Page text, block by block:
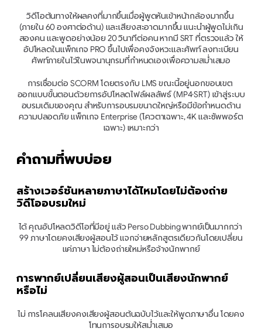
วิดีโอต้นทางให้ผลคงที่มากขึ้นเมื่อผู้พูดหันเข้าหน้ากล้องมากขึ้น
(ภายใน 60 องศาต่อด้าน) และเสียงสะอาดมากขึ้น แนะนำผู้พูดไม่เกิน
สองคน และพูดอย่างน้อย 20 วินาทีต่อคน หากมี SRT ที่ตรวจแล้ว ให้
อัปโหลดในแพ็กเกจ PRO ขึ้นไปเพื่อคงจังหวะและศัพท์ ลงทะเบียน
ศัพท์ภายในไว้ในพจนานุกรมที่กำหนดเองเพื่อความสม่ำเสมอ
การเชื่อมต่อ SCORM โดยตรงกับ LMS ขณะนี้อยู่นอกขอบเขต
ออกแบบขั้นตอนด้วยการอัปโหลดไฟล์ผลลัพธ์ (MP4·SRT) เข้าสู่ระบบ
อบรมเดิมของคุณ สำหรับการอบรมขนาดใหญ่หรือมีข้อกำหนดด้าน
ความปลอดภัย แพ็กเกจ Enterprise (โควตาเฉพาะ, 4K และซัพพอร์ต
เฉพาะ) เหมาะกว่า
คำถามที่พบบ่อย
สร้างเวอร์ชันหลายภาษาได้ไหมโดยไม่ต้องถ่าย
วิดีโออบรมใหม่
ได้ คุณอัปโหลดวิดีโอที่มีอยู่ แล้ว Perso Dubbing พากย์เป็นมากกว่า
99 ภาษาโดยคงเสียงผู้สอนไว้ แจกจ่ายหลักสูตรเดียวกันโดยเปลี่ยน
แค่ภาษา ไม่ต้องถ่ายใหม่หรือจ้างนักพากย์
การพากย์เปลี่ยนเสียงผู้สอนเป็นเสียงนักพากย์
หรือไม่
ไม่ การโคลนเสียงคงเสียงผู้สอนต้นฉบับไว้และให้พูดภาษาอื่น โดยคง
โทนการอบรมให้สม่ำเสมอ